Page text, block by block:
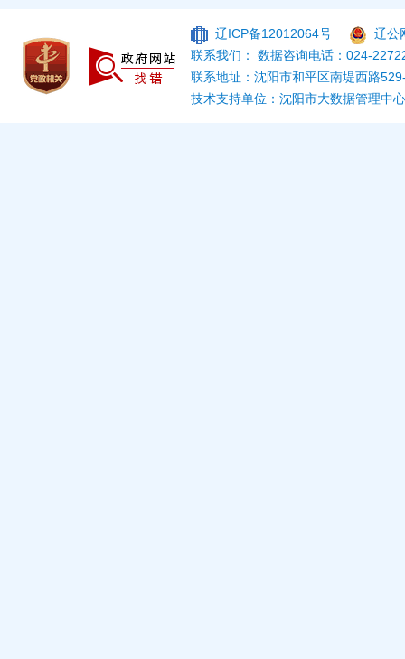
辽ICP备12012064号
辽公
联系我们： 数据咨询电话：024-
联系地址：沈阳市和平区南堤西路
技术支持单位：沈阳市大数据管理中